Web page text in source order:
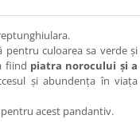
pentru culoarea sa verde și
fiind piatra norocului și a
și abundența în viața
acest pandantiv.